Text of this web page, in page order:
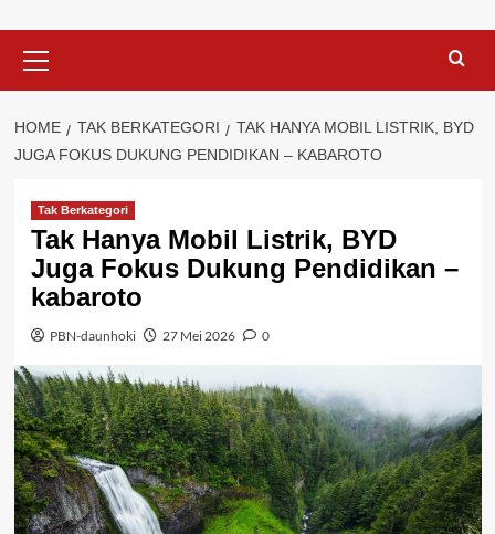
Menu
HOME TAK BERKATEGORI
TAK HANYA MOBIL LISTRIK, BYD
JUGA FOKUS DUKUNG PENDIDIKAN – KABAROTO
Tak Berkategori
Tak Hanya Mobil Listrik, BYD
Juga Fokus Dukung Pendidikan –
kabaroto
PBN-daunhoki 27 Mei 2026 0